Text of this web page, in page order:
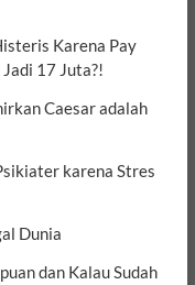
Karena Pay
17 Juta?!
Caesar adalah
karena Stres
Dunia
dan Kalau Sudah